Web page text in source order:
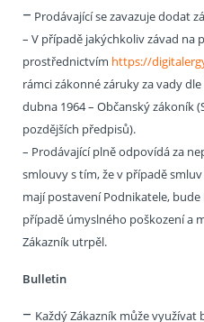
– Prodávající se zavazuje dodat
– V případě jakýchkoliv závad na
prostřednictvím https://
rámci zákonné záruky za vady dle
dubna 1964 – Občanský zákoník
pozdějších předpisů).
– Prodávající plně odpovídá za
smlouvy s tím, že v případě
mají postavení Podnikatele,
případě úmyslného poškození a
Zákazník utrpěl.
Bulletin
– Každý Zákazník může